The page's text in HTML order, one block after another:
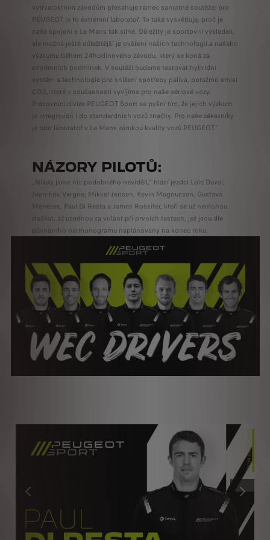
vytrvalostním závodům přesahuje rámec samotné soutěže: pro
PEUGEOT je to extrémní laboratoř. To také vysvětluje, proč je
naše spojení s Le Mans tak silné. Důležitý je sportovní výsledek,
ale možná ještě důležitější je ověření našich technologií a našeho
výzkumu během 24hodinového závodu, který se koná za
extrémních podmínek. V soutěži budeme testovat hybridní
systém a technologie pro snížení spotřeby paliva, potažmo emisí
CO2, které v současnosti vyvíjíme pro naše sériové vozy.
Pracovníci divize PEUGEOT Sport se pyšní tím, že jejich výzkum
je integrován i do standardních vozů značky. Pro naše zákazníky
je tato laboratoř v Le Mans zárukou kvality vozů PEUGEOT.“
NÁZORY PILOTŮ:
„Nikdy jsme nic podobného neviděli,“ hlásí jezdci Loïc Duval,
Jean-Eric Vergne, Mikkel Jensen, Kevin Magnussen, Gustavo
Menezes, Paul Di Resta a James Rossiter, kteří se už nemohou
dočkat, až usednou za volant při prvních testech, jež jsou dle
původního harmonogramu naplánovány na konec roku.
Další